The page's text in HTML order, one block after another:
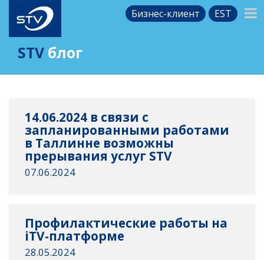
Бизнес-клиент EST
STV блог
14.06.2024 в связи с
запланированными работами
в Таллинне возможны
прерывания услуг STV
07.06.2024
Профилактические работы на
iTV-платформе
28.05.2024